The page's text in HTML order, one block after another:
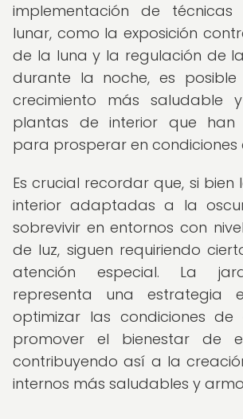
implementación de
lunar, como la exposición
de la luna y la regulación de
durante la noche, es
crecimiento más saludable
plantas de interior que han
para prosperar en condiciones
Es crucial recordar que, si
interior adaptadas a la
sobrevivir en entornos con
de luz, siguen requiriendo
atención especial. La
representa una estrategia
optimizar las condiciones de
promover el bienestar de
contribuyendo así a la
internos más saludables y